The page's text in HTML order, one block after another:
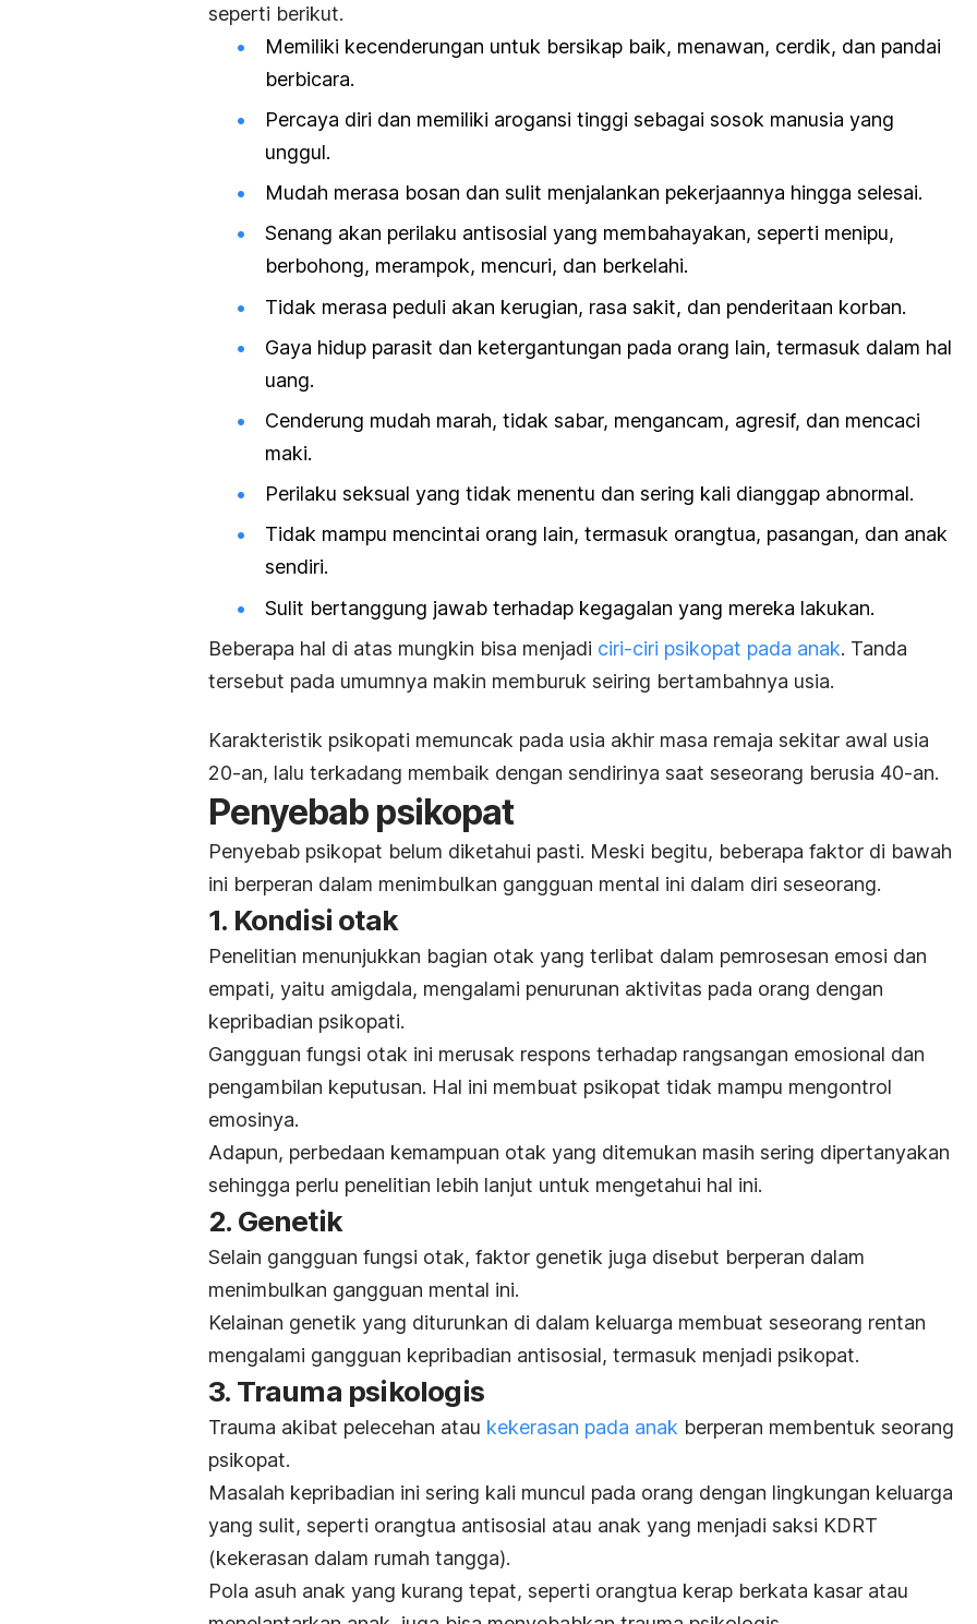
seperti berikut.
Memiliki kecenderungan untuk bersikap baik, menawan, cerdik, dan pandai
berbicara.
Percaya diri dan memiliki arogansi tinggi sebagai sosok manusia yang
unggul.
Mudah merasa bosan dan sulit menjalankan pekerjaannya hingga selesai.
Senang akan perilaku antisosial yang membahayakan, seperti menipu,
berbohong, merampok, mencuri, dan berkelahi.
Tidak merasa peduli akan kerugian, rasa sakit, dan penderitaan korban.
Gaya hidup parasit dan ketergantungan pada orang lain, termasuk dalam hal
uang.
Cenderung mudah marah, tidak sabar, mengancam, agresif, dan mencaci
maki.
Perilaku seksual yang tidak menentu dan sering kali dianggap abnormal.
Tidak mampu mencintai orang lain, termasuk orangtua, pasangan, dan anak
sendiri.
Sulit bertanggung jawab terhadap kegagalan yang mereka lakukan.
Beberapa hal di atas mungkin bisa menjadi ciri-ciri psikopat pada anak. Tanda
tersebut pada umumnya makin memburuk seiring bertambahnya usia.
Karakteristik psikopati memuncak pada usia akhir masa remaja sekitar awal usia
20-an, lalu terkadang membaik dengan sendirinya saat seseorang berusia 40-an.
Penyebab psikopat
Penyebab psikopat belum diketahui pasti. Meski begitu, beberapa faktor di bawah
ini berperan dalam menimbulkan gangguan mental ini dalam diri seseorang.
1. Kondisi otak
Penelitian menunjukkan bagian otak yang terlibat dalam pemrosesan emosi dan
empati, yaitu amigdala, mengalami penurunan aktivitas pada orang dengan
kepribadian psikopati.
Gangguan fungsi otak ini merusak respons terhadap rangsangan emosional dan
pengambilan keputusan. Hal ini membuat psikopat tidak mampu mengontrol
emosinya.
Adapun, perbedaan kemampuan otak yang ditemukan masih sering dipertanyakan
sehingga perlu penelitian lebih lanjut untuk mengetahui hal ini.
2. Genetik
Selain gangguan fungsi otak, faktor genetik juga disebut berperan dalam
menimbulkan gangguan mental ini.
Kelainan genetik yang diturunkan di dalam keluarga membuat seseorang rentan
mengalami gangguan kepribadian antisosial, termasuk menjadi psikopat.
3. Trauma psikologis
Trauma akibat pelecehan atau kekerasan pada anak berperan membentuk seorang
psikopat.
Masalah kepribadian ini sering kali muncul pada orang dengan lingkungan keluarga
yang sulit, seperti orangtua antisosial atau anak yang menjadi saksi KDRT
(kekerasan dalam rumah tangga).
Pola asuh anak yang kurang tepat, seperti orangtua kerap berkata kasar atau